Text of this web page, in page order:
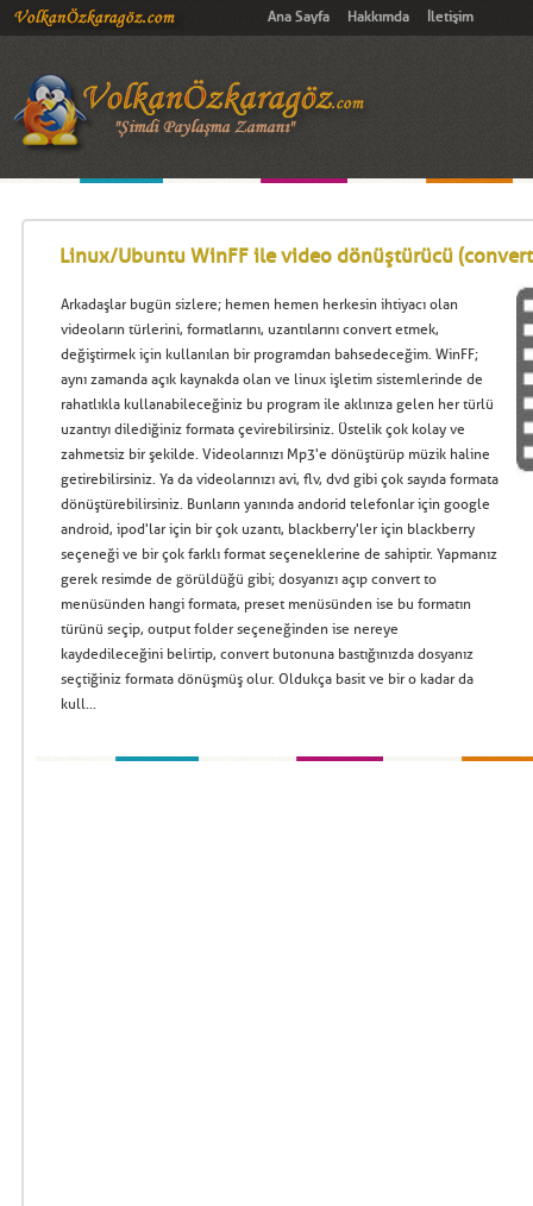
Ana Sayfa Hakkımda İletişim
Linux/Ubuntu WinFF ile video dönüştürücü
Arkadaşlar bugün sizlere; hemen hemen herkesin ihtiyacı olan
videoların türlerini, formatlarını, uzantılarını convert etmek,
değiştirmek için kullanılan bir programdan bahsedeceğim. WinFF;
aynı zamanda açık kaynakda olan ve linux işletim sistemlerinde de
rahatlıkla kullanabileceğiniz bu program ile aklınıza gelen her türlü
uzantıyı dilediğiniz formata çevirebilirsiniz. Üstelik çok kolay ve
zahmetsiz bir şekilde. Videolarınızı Mp3'e dönüştürüp müzik haline
getirebilirsiniz. Ya da videolarınızı avi, flv, dvd gibi çok sayıda formata
dönüştürebilirsiniz. Bunların yanında andorid telefonlar için google
android, ipod'lar için bir çok uzantı, blackberry'ler için blackberry
seçeneği ve bir çok farklı format seçeneklerine de sahiptir. Yapmanız
gerek resimde de görüldüğü gibi; dosyanızı açıp convert to
menüsünden hangi formata, preset menüsünden ise bu formatın
türünü seçip, output folder seçeneğinden ise nereye
kaydedileceğini belirtip, convert butonuna bastığınızda dosyanız
seçtiğiniz formata dönüşmüş olur. Oldukça basit ve bir o kadar da
kull...